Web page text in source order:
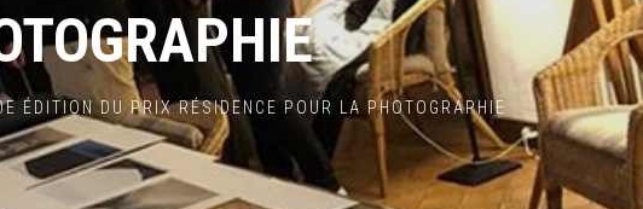
ÉDITION DU PRIX RÉSIDENCE POUR LA PHOTOGRAPHIE